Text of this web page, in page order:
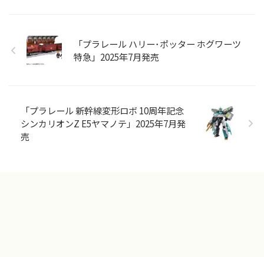
「プラレール ハリー･ポッター ホグワーツ
特急」2025年7月発売
「プラレール 新幹線変形ロボ 10周年記念
シンカリオンZ E5ヤマノテ」2025年7月発
売